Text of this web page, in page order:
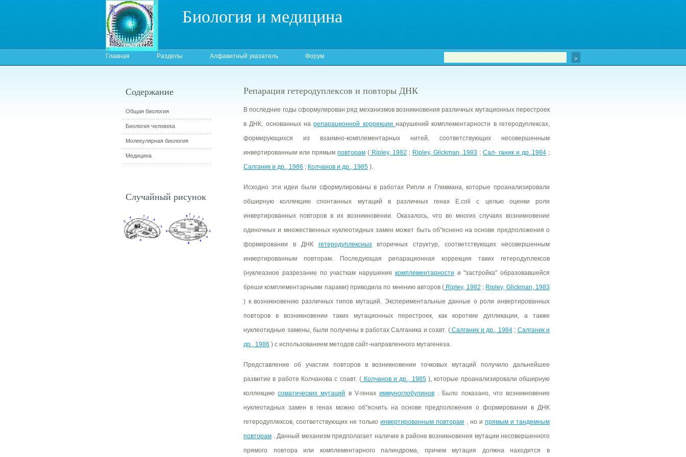
Биология и медицина
Главная Разделы Алфавитный указатель Форум
Репарация гетеродуплексов и повторы ДНК
В последние годы сформулирован ряд механизмов возникновения различных мутационных перестроек
в ДНК, основанных нарепарационной коррекциинарушений комплементарности в гетеродуплексах,
формирующихся из взаимно-комплементарных нитей, соответствующих несовершенным
инвертированным или прямым повторам ( Ripley, 1982 ; Ripley, Glickman, 1983 ; Сал- ганик и др.,1984 ;
Салганик и др., 1986 ; Колчанов и др., 1985 ).
Исходно эти идеи были сформулированы в работах Рипли и Гликмана, которые проанализировали
обширную коллекцию спонтанных мутаций в различных генах E.coli с целью оценки роли
инвертированных повторов в их возникновении. Оказалось, что во многих случаях возникновение
одиночных и множественных нуклеотидных замен может быть об"яснено на основе предположения о
формировании в ДНК гетеродуплексныхвторичных структур, соответствующих несовершенным
инвертированным повторам. Последующая репарационная коррекция таких гетеродуплексов
(нуклеазное разрезание по участкам нарушения комплементарности и "застройка" образовавшейся
бреши комплементарными парами) приводила по мнению авторов ( Ripley, 1982 ; Ripley, Glickman, 1983
) к возникновению различных типов мутаций. Экспериментальные данные о роли инвертированных
повторов в возникновении таких мутационных перестроек, как короткие дупликации, а также
нуклеотидные замены, были получены в работах Салганика и соавт. (Салганик и др., 1984; Салганик и
др., 1986 ) с использованием методов сайт-направленного мутагенеза.
Представление об участии повторов в возникновении точковых мутаций получило дальнейшее
развитие в работе Колчанова с соавт. ( Колчанов и др., 1985), которые проанализировали обширную
коллекциюсоматических мутаций в V-генахиммуноглобулинов . Было показано, что возникновение
нуклеотидных замен в генах можно об"яснить на основе предположения о формировании в ДНК
гетеродуплексов, соответствующих не толькоинвертированным повторам , но и прямым и тандемным
повторам . Данный механизм предполагает наличие в районе возникновения мутации несовершенного
прямого повтора или комплементарного палиндрома, причем мутация должна находится в
Содержание
Общая биология
Биология человека
Молекулярная биология
Медицина
Случайный рисунок